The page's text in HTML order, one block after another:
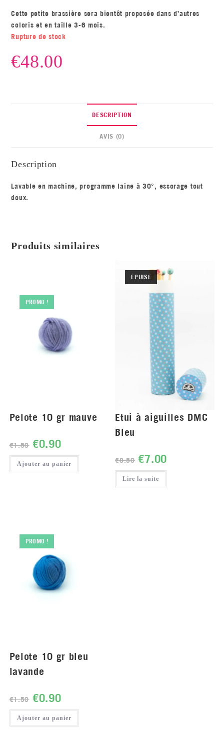
Cette petite brassière sera bientôt proposée dans d’autres
coloris et en taille 3-6 mois.
Rupture de stock
€48.00
DESCRIPTION
AVIS (0)
Description
Lavable en machine, programme laine à 30°, essorage tout
doux.
Produits similaires
PROMO !
Pelote 10 gr mauve
€1.50 €0.90
Ajouter au panier
ÉPUISÉ
Etui à aiguilles DMC
Bleu
€8.50 €7.00
Lire la suite
PROMO !
Pelote 10 gr bleu
lavande
€1.50 €0.90
Ajouter au panier